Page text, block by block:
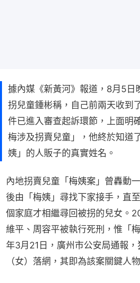
據內媒《新黃河》報道，8月5日
拐兒童鍾彬稱，自己前兩天收到
件已進入審查起訴環節，上面明
梅涉及拐賣兒童」，他終於知道
姨」的人販子的真實姓名。
內地拐賣兒童「梅姨案」曾轟動
後由「梅姨」尋找下家接手，直
個家庭才相繼尋回被拐的兒女。
維平、周容平被執行死刑，惟「
年3月21日，廣州市公安局通報
（女）落網，其即為該案關鍵人